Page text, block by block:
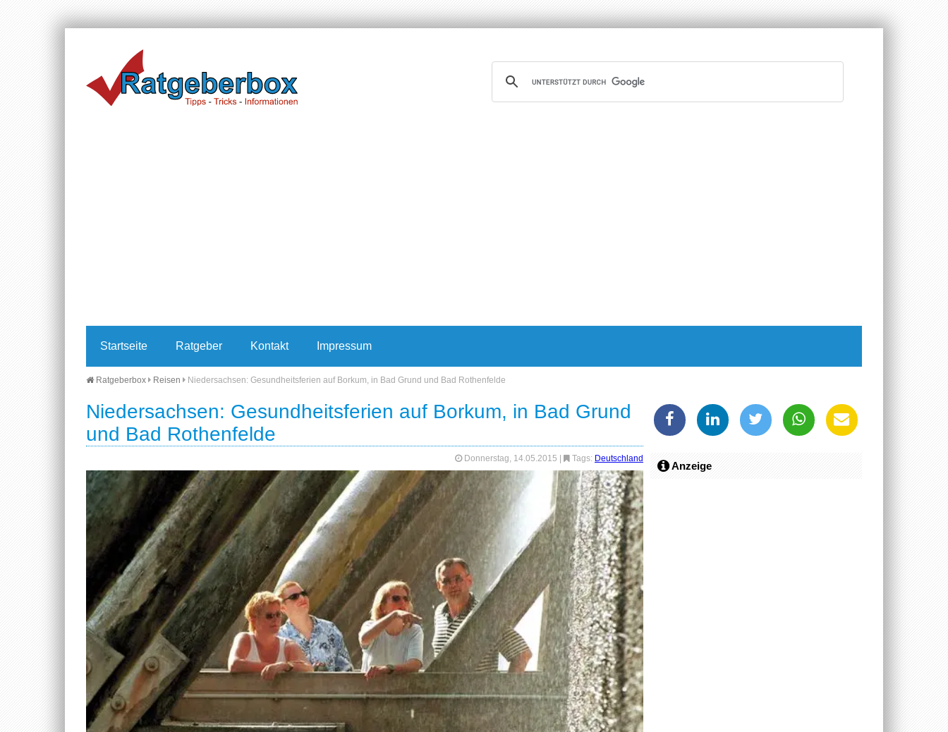
Startseite Ratgeber Kontakt Impressum
Ratgeberbox Reisen Niedersachsen: Gesundheitsferien auf Borkum, in Bad Grund und Bad Rothenfelde
Niedersachsen: Gesundheitsferien auf Borkum, in Bad Grund
und Bad Rothenfelde
Donnerstag, 14.05.2015 Tags: Deutschland
Anzeige